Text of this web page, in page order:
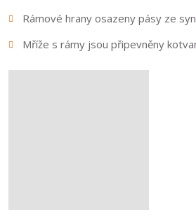
Rámové hrany osazeny pásy ze
Mříže s rámy jsou připevněny